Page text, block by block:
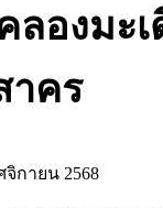
ลองมะเ
าคร
จิกายน 2568